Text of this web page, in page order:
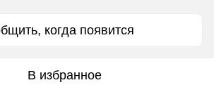
когда появится
В избранное